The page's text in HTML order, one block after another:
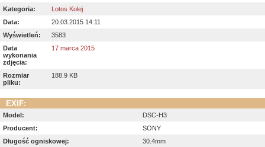
Kategoria:
Lotos Kolej
Data:
20.03.2015 14:11
Wyświetleń:
3583
Data
wykonania
zdjęcia:
17 marca 2015
Rozmiar
pliku:
188.9 KB
EXIF:
Model:
DSC-H3
Producent:
SONY
Długość ogniskowej:
30.4mm